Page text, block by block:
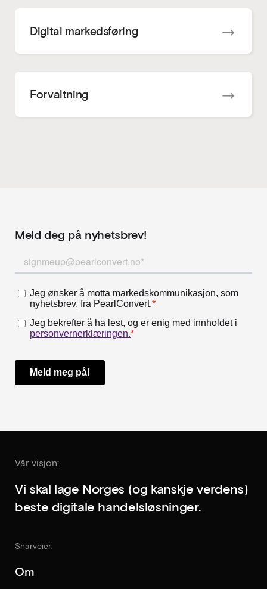
Digital markedsføring
Forvaltning
Meld deg på nyhetsbrev!
Vår visjon:
Vi skal lage Norges (og kanskje verdens)
beste digitale handelsløsninger.
Snarveier:
Om